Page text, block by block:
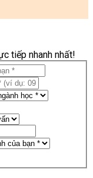
tiếp nhanh nhất!